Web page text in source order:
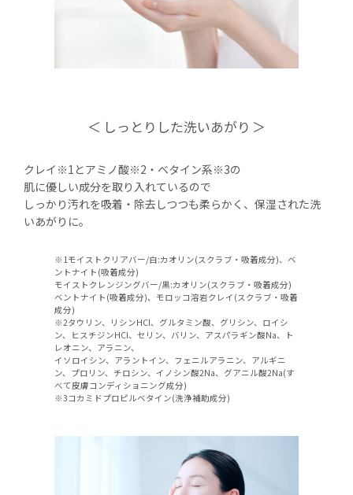
しっとりした洗いあがり
クレイ※1とアミノ酸※2・ベタイン系※3の
肌に優しい成分を取り入れているので
しっかり汚れを吸着・除去しつつも柔らかく、保湿された洗
いあがりに。
※1モイストクリアバー/白:カオリン(スクラブ・吸着成分)、ベ
ントナイト(吸着成分)
モイストクレンジングバー/黒:カオリン(スクラブ・吸着成分)
ベントナイト(吸着成分)、モロッコ溶岩クレイ(スクラブ・吸着
成分)
※2タウリン、リシンHCl、グルタミン酸、グリシン、ロイシ
ン、ヒスチジンHCl、セリン、バリン、アスパラギン酸Na、ト
レオニン、アラニン、
イソロイシン、アラントイン、フェニルアラニン、アルギニ
ン、プロリン、チロシン、イノシン酸2Na、グアニル酸2Na(す
べて皮膚コンディショニング成分)
※3コカミドプロピルベタイン(洗浄補助成分)